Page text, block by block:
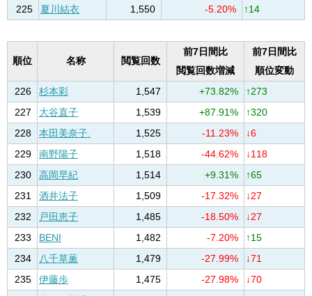
225
夏川結衣 1,550 -5.20% ↑14
順位 名称 閲覧回数
前7日間比
閲覧回数増減
前7日間比
順位変動
226
杉本彩 1,547 +73.82%
↑273
227
大谷直子 1,539 +87.91%
↑320
228
本田美奈子. 1,525 -11.23%
↓6
229
南野陽子 1,518 -44.62%
↓118
230
高岡早紀 1,514 +9.31%
↑65
231
酒井法子 1,509 -17.32%
↓27
232
戸田恵子 1,485 -18.50%
↓27
233
BENI 1,482 -7.20%
↑15
234
八千草薫 1,479 -27.99%
↓71
235
伊藤歩 1,475 -27.98%
↓70